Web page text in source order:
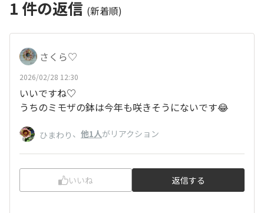
1 件の返信 (新着順)
さくら♡
2026/02/28 12:30
いいですね♡
うちのミモザの鉢は今年も咲きそうにないです😂
ひまわり 、 他1人がリアクション
いいね 返信する